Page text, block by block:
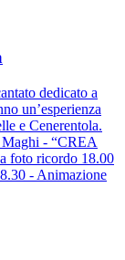
dedicato a
un’esperienza
e Cenerentola.
- “CREA
foto ricordo 18.00
- Animazione